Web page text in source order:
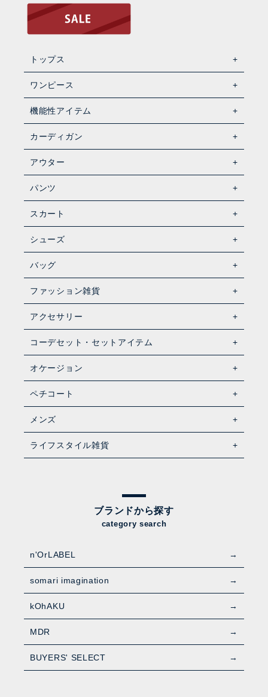
トップス
ワンピース
機能性アイテム
カーディガン
アウター
パンツ
スカート
シューズ
バッグ
ファッション雑貨
アクセサリー
コーデセット・セットアイテム
オケージョン
ペチコート
メンズ
ライフスタイル雑貨
ブランドから探す
category search
n'OrLABEL
somari imagination
kOhAKU
MDR
BUYERS' SELECT